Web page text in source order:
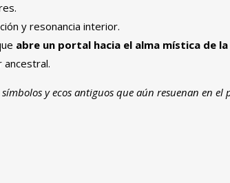
.
y resonancia interior.
abre un portal hacia el alma mística de
ancestral.
símbolos y ecos antiguos que aún resuenan en el